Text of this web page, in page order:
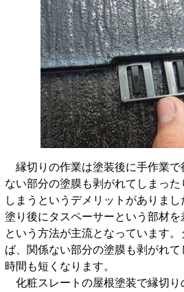
縁切りの作業は塗装後に手作業で
ない部分の塗膜も剥がれてしまっ
しまうというデメリットがありま
塗り後にタスペーサーという部材
という方法が主流となっています
ば、関係ない部分の塗膜も剥がれ
時間も短くなります。
化粧スレートの屋根塗装で縁切り